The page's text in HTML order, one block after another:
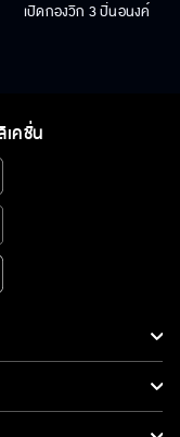
เปิดกองวิก 3 ปิ่นอนงค์
คชั่น